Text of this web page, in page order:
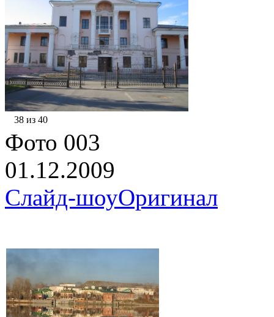
38 из 40
Фото 003
01.12.2009
Слайд-шоуОригинал